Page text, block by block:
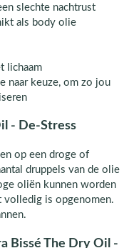
slechte nachtrust
als body olie
lichaam
naar keuze, om zo jou
- De-Stress
op een droge of
druppels van de olie
oliën kunnen worden
volledig is opgenomen.
Bissé The Dry Oil -